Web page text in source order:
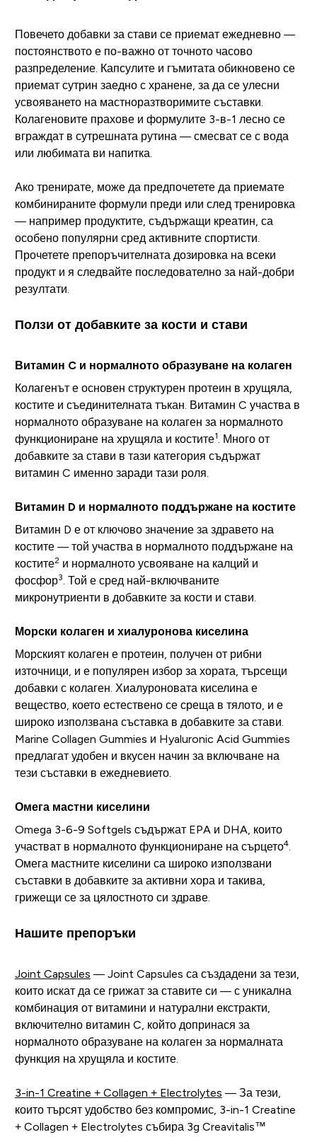
Повечето добавки за стави се приемат ежедневно —
постоянството е по-важно от точното часово
разпределение. Капсулите и гъмитата обикновено се
приемат сутрин заедно с хранене, за да се улесни
усвояването на мастноразтворимите съставки.
Колагеновите прахове и формулите 3-в-1 лесно се
вграждат в сутрешната рутина — смесват се с вода
или любимата ви напитка.
Ако тренирате, може да предпочетете да приемате
комбинираните формули преди или след тренировка
— например продуктите, съдържащи креатин, са
особено популярни сред активните спортисти.
Прочетете препоръчителната дозировка на всеки
продукт и я следвайте последователно за най-добри
резултати.
Ползи от добавките за кости и стави
Витамин C и нормалното образуване на колаген
Колагенът е основен структурен протеин в хрущяла,
костите и съединителната тъкан. Витамин C участва в
нормалното образуване на колаген за нормалното
функциониране на хрущяла и костите1
. Много от
добавките за стави в тази категория съдържат
витамин C именно заради тази роля.
Витамин D и нормалното поддържане на костите
Витамин D е от ключово значение за здравето на
костите — той участва в нормалното поддържане на
костите2и нормалното усвояване на калций и
фосфор3 . Той е сред най-включваните
микронутриенти в добавките за кости и стави.
Морски колаген и хиалуронова киселина
Морският колаген е протеин, получен от рибни
източници, и е популярен избор за хората, търсещи
добавки с колаген. Хиалуроновата киселина е
вещество, което естествено се среща в тялото, и е
широко използвана съставка в добавките за стави.
Marine Collagen Gummies и Hyaluronic Acid Gummies
предлагат удобен и вкусен начин за включване на
тези съставки в ежедневието.
Омега мастни киселини
Omega 3-6-9 Softgels съдържат EPA и DHA, които
участват в нормалното функциониране на сърцето4.
Омега мастните киселини са широко използвани
съставки в добавките за активни хора и такива,
грижещи се за цялостното си здраве.
Нашите препоръки
Joint Capsules — Joint Capsules са създадени за тези,
които искат да се грижат за ставите си — с уникална
комбинация от витамини и натурални екстракти,
включително витамин C, който допринася за
нормалното образуване на колаген за нормалната
функция на хрущяла и костите.
3-in-1 Creatine + Collagen + Electrolytes — За тези,
които търсят удобство без компромис, 3-in-1 Creatine
+ Collagen + Electrolytes събира 3g Creavitalis™